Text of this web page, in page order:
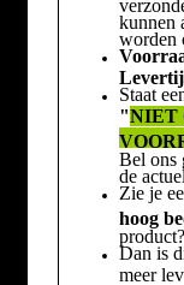
kunnen
worden
Staat
"NIET
Bel ons
de
Zie je
hoog
product?
Dan is
meer